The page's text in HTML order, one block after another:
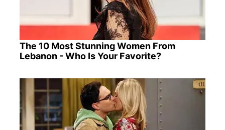
The 10 Most Stunning Women From
Lebanon - Who Is Your Favorite?